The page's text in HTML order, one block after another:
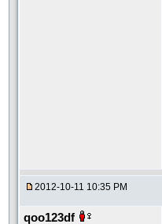
2012-10-11 10:35 PM
qoo123df